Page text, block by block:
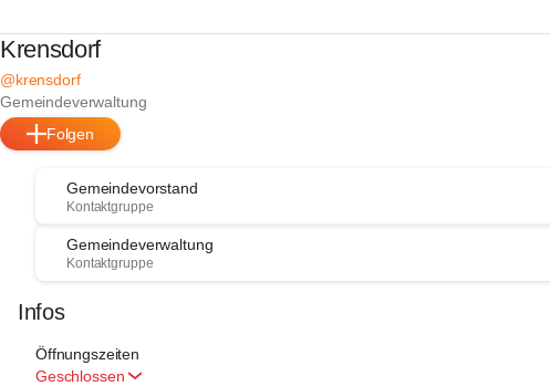
Krensdorf
@krensdorf
Gemeindeverwaltung
Folgen
Gemeindevorstand
Kontaktgruppe
Gemeindeverwaltung
Kontaktgruppe
Infos
Öffnungszeiten
Geschlossen